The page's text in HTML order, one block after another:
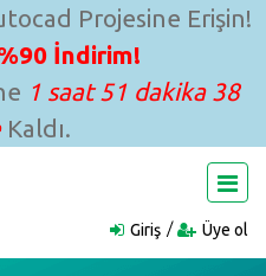
Projesine Erişin!
İndirim!
1 saat 51 dakika 38
Kaldı.
Giriş Üye ol